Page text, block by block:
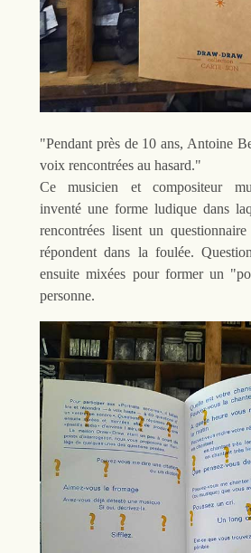
"Pendant près de 10 ans, Antoine
voix rencontrées au hasard."
Ce musicien et compositeur
inventé une forme ludique dans
rencontrées lisent un
répondent dans la foulée.
ensuite mixées pour former un
personne.